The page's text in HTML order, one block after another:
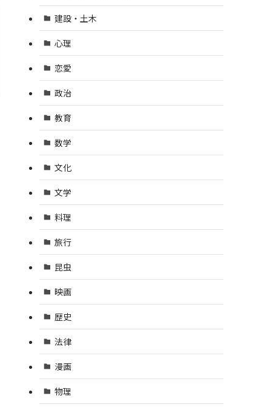
建設・土木
心理
恋愛
政治
教育
数学
文化
文学
料理
旅行
昆虫
映画
歴史
法律
漫画
物理